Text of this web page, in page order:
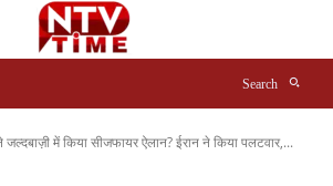
Search
जल्दबाज़ी में किया सीजफायर ऐलान? ईरान ने किया पलटवार,...